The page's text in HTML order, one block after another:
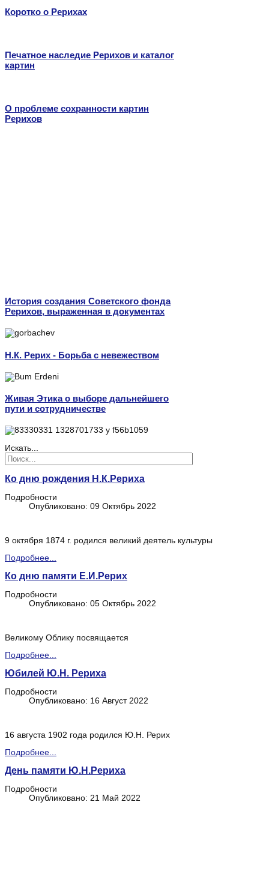
Коротко о Рерихах
Печатное наследие Рерихов и каталог
картин
О проблеме сохранности картин
Рерихов
История создания Советского фонда
Рерихов, выраженная в документах
Н.К. Рерих - Борьба с невежеством
Живая Этика о выборе дальнейшего
пути и сотрудничестве
Искать...
Ко дню рождения Н.К.Рериха
Подробности
Опубликовано: 09 Октябрь 2022
9 октября 1874 г. родился великий деятель культуры
Подробнее...
Ко дню памяти Е.И.Рерих
Подробности
Опубликовано: 05 Октябрь 2022
Великому Облику посвящается
Подробнее...
Юбилей Ю.Н. Рериха
Подробности
Опубликовано: 16 Август 2022
16 августа 1902 года родился Ю.Н. Рерих
Подробнее...
День памяти Ю.Н.Рериха
Подробности
Опубликовано: 21 Май 2022